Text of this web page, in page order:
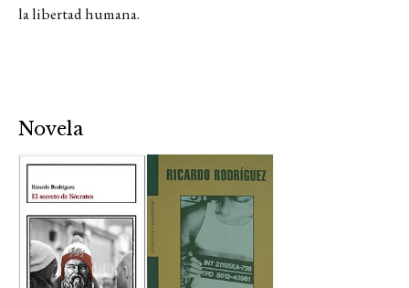
la libertad humana.
Novela